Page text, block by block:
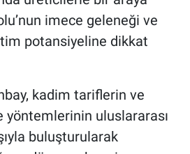
imece geleneği ve
potansiyeline dikkat
kadim tariflerin ve
yöntemlerinin uluslararası
buluşturularak